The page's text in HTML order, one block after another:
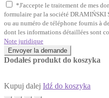
*J'accepte le traitement de mes
formulaire par la société DRAMIŃSKI
ou au numéro de téléphone fournis à
dont les informations détaillées sont
Note juridique
Envoyer la demande
Dodałeś produkt do koszyka
Kupuj dalej Idź do koszyka